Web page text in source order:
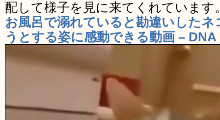
配して様子を見に来てくれています
お風呂で溺れていると勘違いした
うとする姿に感動できる動画 – DNA